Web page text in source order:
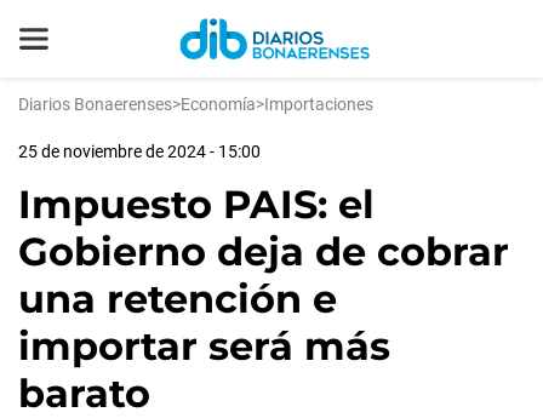
Diarios Bonaerenses>Economía>Importaciones
25 de noviembre de 2024 - 15:00
Impuesto PAIS: el
Gobierno deja de cobrar
una retención e
importar será más
barato